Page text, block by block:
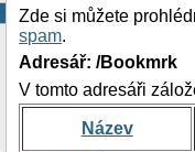
Zde si můžete
spam.
Adresář: /Bookmrk
V tomto adresáři
Název